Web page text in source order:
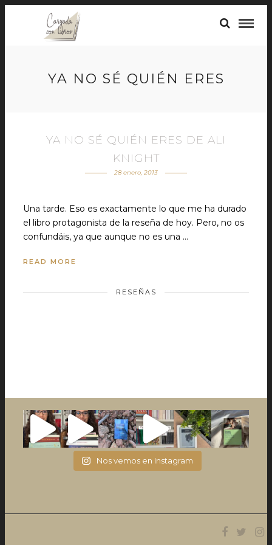
YA NO SÉ QUIÉN ERES
YA NO SÉ QUIÉN ERES DE ALI
KNIGHT
28 enero, 2013
Una tarde. Eso es exactamente lo que me ha durado
el libro protagonista de la reseña de hoy. Pero, no os
confundáis, ya que aunque no es una …
READ MORE
RESEÑAS
Nos vemos en Instagram